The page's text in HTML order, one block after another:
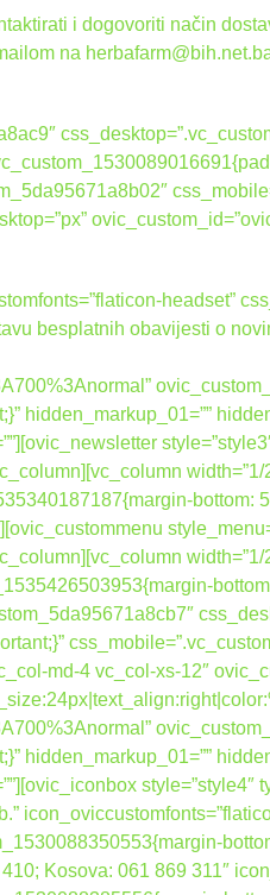
i dogovoriti način
na
headset”
besplatnih obavijesti o
hidden_markup_01=””
bottom:
md-4 vc_col-xs-12″
hidden_markup_01=””
style=”style4″
Kosova: 061 869 311″